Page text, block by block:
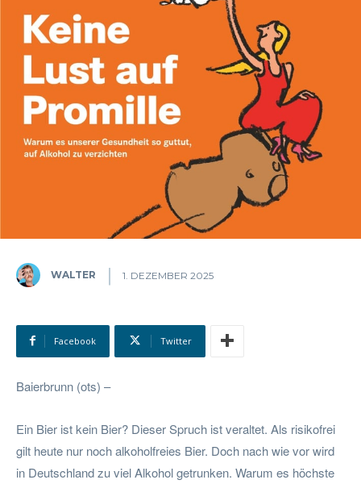
WALTER 1. DEZEMBER 2025
Facebook Twitter
Baierbrunn (ots) –
Ein Bier ist kein Bier? Dieser Spruch ist veraltet. Als risikofrei
gilt heute nur noch alkoholfreies Bier. Doch nach wie vor wird
in Deutschland zu viel Alkohol getrunken. Warum es höchste